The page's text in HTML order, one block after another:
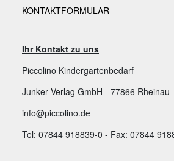
KONTAKTFORMULAR
Ihr Kontakt zu uns
Piccolino Kindergartenbedarf
Junker Verlag GmbH - 77866 Rheinau
info@piccolino.de
Tel: 07844 918839-0 - Fax: 07844